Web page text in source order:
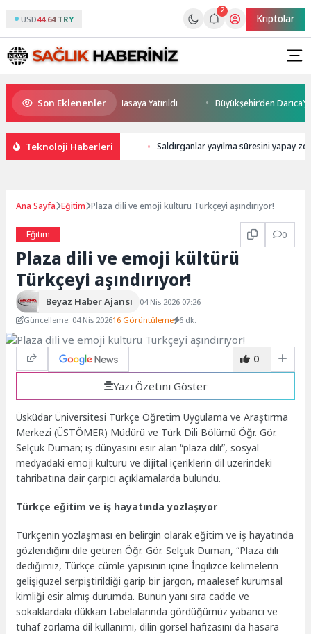
USD44.64 TRY
2
Kriptolar
Son Eklenenler
ve Yatırım Potansiyeli Masaya Yatırıldı Büyükşehir’den Darıca’ya
Teknoloji Haberleri Saldırganlar yayılma süresini yapay
Ana Sayfa Eğitim Plaza dili ve emoji kültürü Türkçeyi aşındırıyor!
Eğitim 0
Plaza dili ve emoji kültürü
Türkçeyi aşındırıyor!
Beyaz Haber Ajansı
04 Nis 2026 07:26
Güncelleme: 04 Nis 202616 Görüntüleme 6 dk.
0
Yazı Özetini Göster
Üsküdar Üniversitesi Türkçe Öğretim Uygulama ve Araştırma
Merkezi (ÜSTÖMER) Müdürü ve Türk Dili Bölümü Öğr. Gör.
Selçuk Duman; iş dünyasını esir alan “plaza dili”, sosyal
medyadaki emoji kültürü ve dijital içeriklerin dil üzerindeki
tahribatına dair çarpıcı açıklamalarda bulundu.
Türkçe eğitim ve iş hayatında yozlaşıyor
Türkçenin yozlaşması en belirgin olarak eğitim ve iş hayatında
gözlendiğini dile getiren Öğr. Gör. Selçuk Duman, “Plaza dili
dediğimiz, Türkçe cümle yapısının içine İngilizce kelimelerin
gelişigüzel serpiştirildiği garip bir jargon, maalesef kurumsal
kimliği esir almış durumda. Bunun yanı sıra cadde ve
sokaklardaki dükkan tabelalarında gördüğümüz yabancı ve
tuhaf zorlama dil kullanımı, dilin görsel hafızasını da hasara